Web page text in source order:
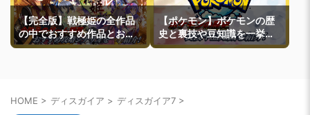
【完全版】戦極姫の全作品
の中でおすすめ作品とおす
すめ攻略ルートを一挙紹介
【ポケモン】ポケモンの歴
史と裏技や豆知識を一挙紹
介
HOME > ディスガイア > ディスガイア7 >